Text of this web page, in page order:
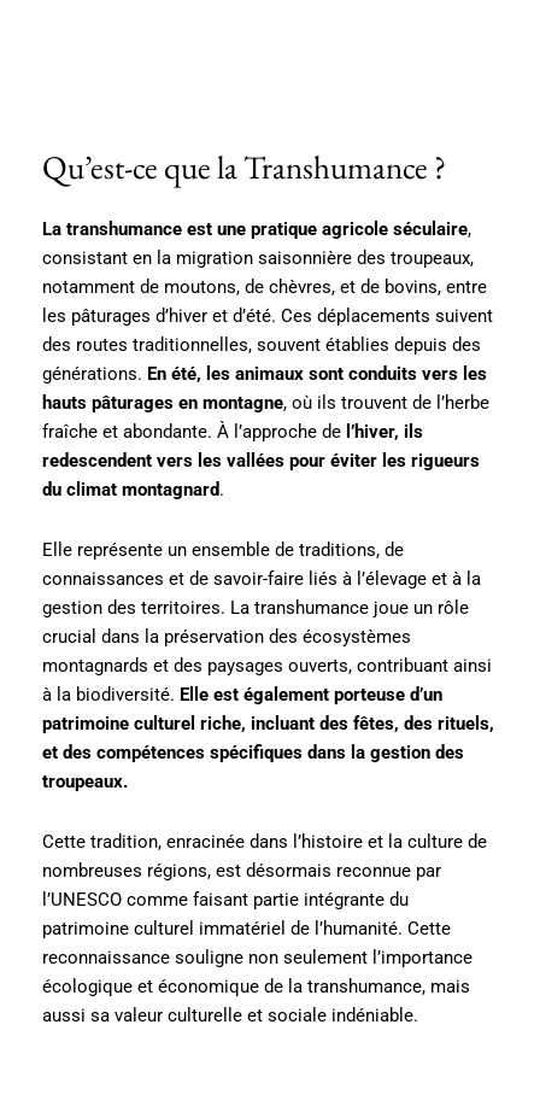
Qu’est-ce que la Transhumance ?
La transhumance est une pratique agricole séculaire,
consistant en la migration saisonnière des troupeaux,
notamment de moutons, de chèvres, et de bovins, entre
les pâturages d’hiver et d’été. Ces déplacements suivent
des routes traditionnelles, souvent établies depuis des
générations. En été, les animaux sont conduits vers les
hauts pâturages en montagne, où ils trouvent de l’herbe
fraîche et abondante. À l’approche de l’hiver, ils
redescendent vers les vallées pour éviter les rigueurs
du climat montagnard.
Elle représente un ensemble de traditions, de
connaissances et de savoir-faire liés à l’élevage et à la
gestion des territoires. La transhumance joue un rôle
crucial dans la préservation des écosystèmes
montagnards et des paysages ouverts, contribuant ainsi
à la biodiversité. Elle est également porteuse d’un
patrimoine culturel riche, incluant des fêtes, des rituels,
et des compétences spécifiques dans la gestion des
troupeaux.
Cette tradition, enracinée dans l’histoire et la culture de
nombreuses régions, est désormais reconnue par
l’UNESCO comme faisant partie intégrante du
patrimoine culturel immatériel de l’humanité. Cette
reconnaissance souligne non seulement l’importance
écologique et économique de la transhumance, mais
aussi sa valeur culturelle et sociale indéniable.